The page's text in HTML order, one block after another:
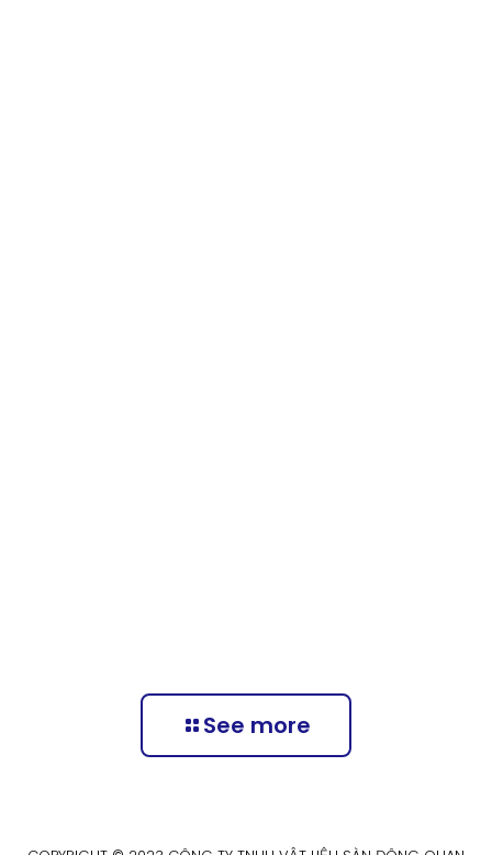
See more